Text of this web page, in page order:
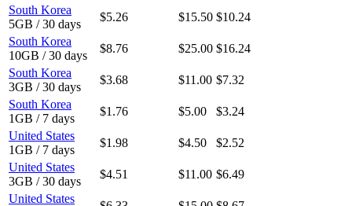
South Korea
5GB / 30 days
$5.26 $15.50 $10.24
South Korea
10GB / 30 days
$8.76 $25.00 $16.24
South Korea
3GB / 30 days
$3.68 $11.00 $7.32
South Korea
1GB / 7 days
$1.76 $5.00
$3.24
United States
1GB / 7 days
$1.98 $4.50
$2.52
United States
3GB / 30 days
$4.51 $11.00 $6.49
United States